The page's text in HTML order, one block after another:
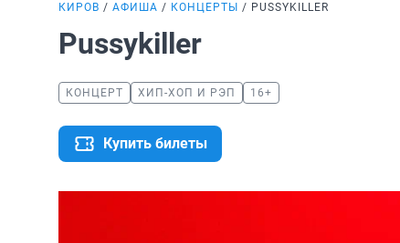
КИРОВ АФИША КОНЦЕРТЫ PUSSYKILLER
Pussykiller
КОНЦЕРТ ХИП-ХОП И РЭП 16+
Купить билеты